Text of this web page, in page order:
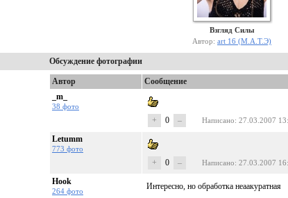
Взгляд Силы
Автор: art 16 (М.А.Т.Э)
Обсуждение фотографии
Автор
Сообщение
_m_
38 фото
+ 0 – Написано: 27.03.2007
Letumm
773 фото
+ 0 – Написано: 27.03.2007
Hook
264 фото
Интересно, но обработка неаакуратная